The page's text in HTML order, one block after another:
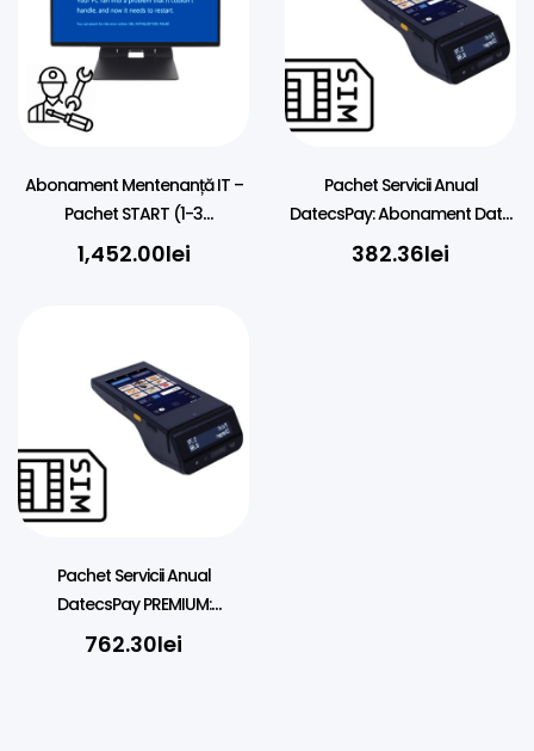
Abonament Mentenanță IT –
Pachet START (1-3
Echipamente) – 1 AN
1,452.00lei
Pachet Servicii Anual
DatecsPay: Abonament Date
SIM (2GB) TMS POS Bancar
382.36lei
Pachet Servicii Anual
DatecsPay PREMIUM:
Abonament Date SIM (25GB)
762.30lei